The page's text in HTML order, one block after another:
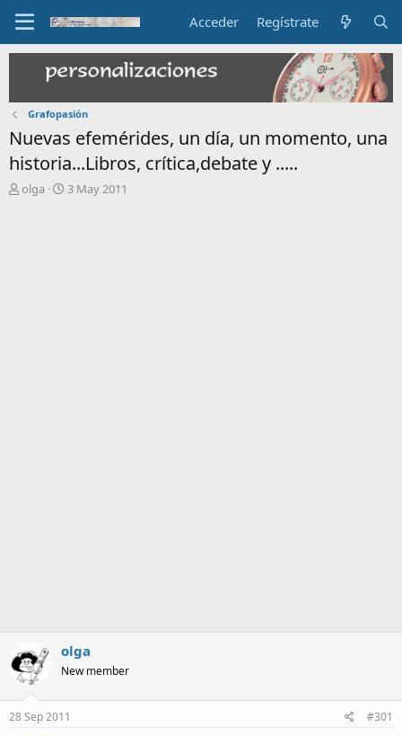
Acceder Regístrate
Grafopasión
Nuevas efemérides, un día, un momento, una
historia...Libros, crítica,debate y .....
Iolga
F
3 May 2011
olga
New member
28 Sep 2011 #301